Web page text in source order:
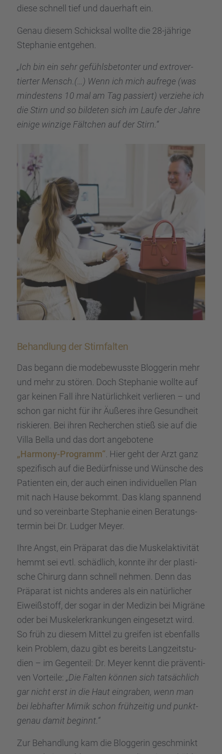
diese schnell tief und dauer­haft ein.
Genau diesem Schick­sal wollte die 28-jährige
Stepha­nie entge­hen.
„Ich bin ein sehr gefühls­be­ton­ter und extro­ver­
tier­ter Mensch.(…) Wenn ich mich aufrege (was
mindes­tens 10 mal am Tag passiert) verziehe ich
die Stirn und so bilde­ten sich im Laufe der Jahre
einige winzige Fältchen auf der Stirn.“
Behand­lung der Stirn­fal­ten
Das begann die modebe­wusste Blogge­rin mehr
und mehr zu stören. Doch Stepha­nie wollte auf
gar keinen Fall ihre Natür­lich­keit verlie­ren – und
schon gar nicht für ihr Äußeres ihre Gesund­heit
riskie­ren. Bei ihren Recher­chen stieß sie auf die
Villa Bella und das dort angebo­tene
„Harmony-Programm“ . Hier geht der Arzt ganz
spezi­fisch auf die Bedürf­nisse und Wünsche des
Patien­ten ein, der auch einen indivi­du­el­len Plan
mit nach Hause bekommt. Das klang spannend
und so verein­barte Stepha­nie einen Beratungs­
ter­min bei Dr. Ludger Meyer.
Ihre Angst, ein Präpa­rat das die Muskel­ak­ti­vi­tät
hemmt sei evtl. schäd­lich, konnte ihr der plasti­
sche Chirurg dann schnell nehmen. Denn das
Präpa­rat ist nichts anderes als ein natür­li­cher
Eiweiß­stoff, der sogar in der Medizin bei Migräne
oder bei Muskel­er­kran­kun­gen einge­setzt wird.
So früh zu diesem Mittel zu greifen ist ebenfalls
kein Problem, dazu gibt es bereits Langzeit­stu­
dien – im Gegen­teil: Dr. Meyer kennt die präven­ti­
ven Vorteile: „Die Falten können sich tatsäch­lich
gar nicht erst in die Haut eingra­ben, wenn man
bei lebhaf­ter Mimik schon frühzei­tig und punkt­
ge­nau damit beginnt.“
Zur Behand­lung kam die Blogge­rin geschminkt